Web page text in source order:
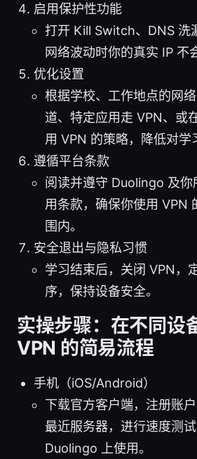
启用保护性功能
打开 Kill Switch、DNS 洗
网络波动时你的真实 IP 不
优化设置
根据学校、工作地点的网
道、特定应用走 VPN、或
用 VPN 的策略，降低对学
遵循平台条款
阅读并遵守 Duolingo 及你
用条款，确保你使用 VPN
围内。
安全退出与隐私习惯
学习结束后，关闭 VPN，
序，保持设备安全。
实操步骤：在不同设
VPN 的简易流程
手机（iOS/Android）
下载官方客户端，注册账
最近服务器，进行速度测
Duolingo 上使用。